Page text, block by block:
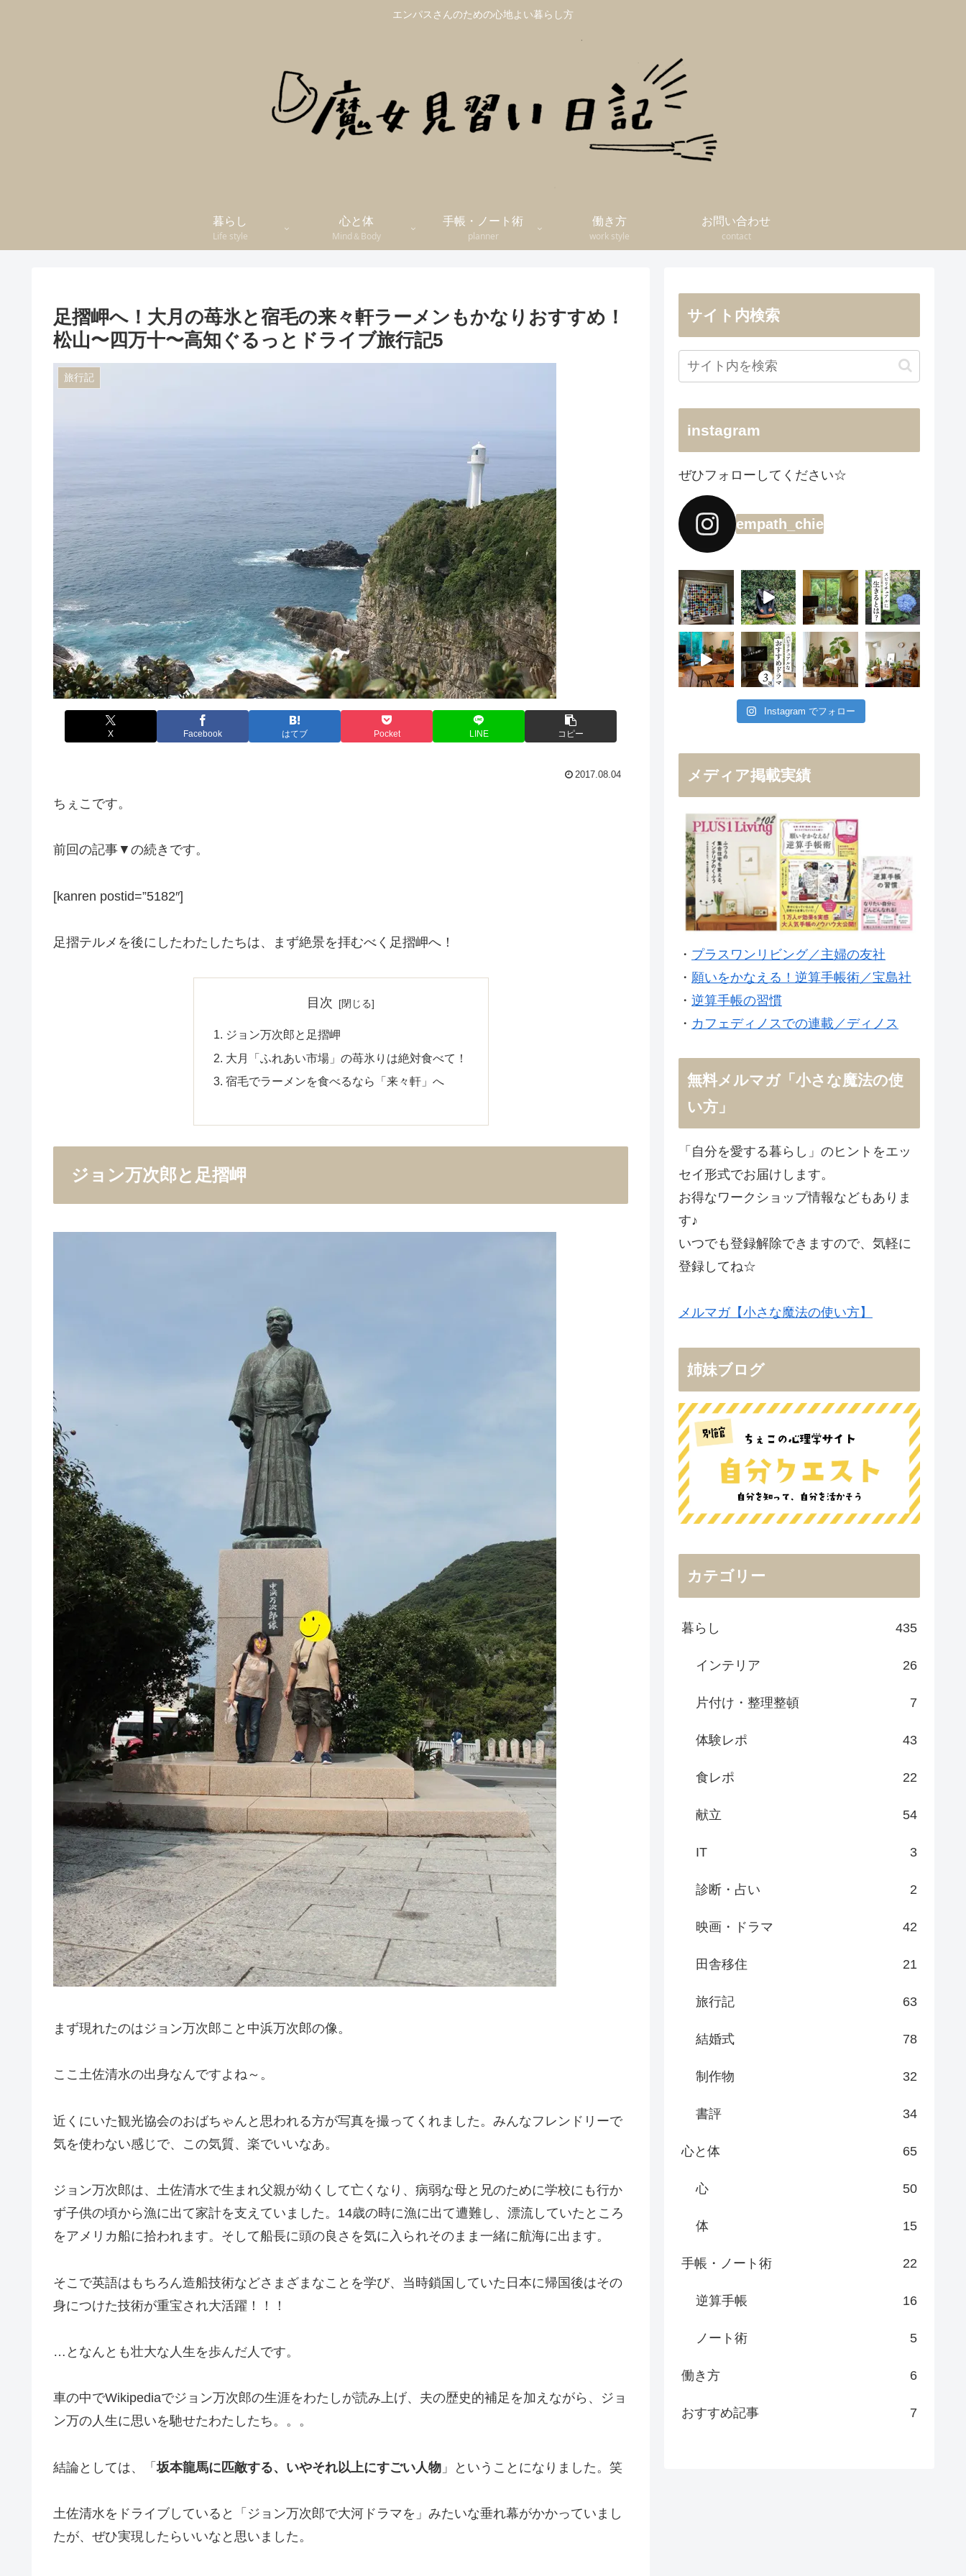
エンパスさんのための心地よい暮らし方
暮らし
Life style
心と体
Mind＆Body
手帳・ノート術
planner
働き方
work style
お問い合わせ
contact
足摺岬へ！大月の苺氷と宿毛の来々軒ラーメンもかなりおすすめ！
松山〜四万十〜高知ぐるっとドライブ旅行記5
旅行記
X Facebook はてブ Pocket LINE コピー
2017.08.04
ちぇこです。
前回の記事▼の続きです。
[kanren postid=”5182″]
足摺テルメを後にしたわたしたちは、まず絶景を拝むべく足摺岬へ！
目次
ジョン万次郎と足摺岬
大月「ふれあい市場」の苺氷りは絶対食べて！
宿毛でラーメンを食べるなら「来々軒」へ
ジョン万次郎と足摺岬
まず現れたのはジョン万次郎こと中浜万次郎の像。
ここ土佐清水の出身なんですよね～。
近くにいた観光協会のおばちゃんと思われる方が写真を撮ってくれました。みんなフレンドリーで
気を使わない感じで、この気質、楽でいいなあ。
ジョン万次郎は、土佐清水で生まれ父親が幼くして亡くなり、病弱な母と兄のために学校にも行か
ず子供の頃から漁に出て家計を支えていました。14歳の時に漁に出て遭難し、漂流していたところ
をアメリカ船に拾われます。そして船長に頭の良さを気に入られそのまま一緒に航海に出ます。
そこで英語はもちろん造船技術などさまざまなことを学び、当時鎖国していた日本に帰国後はその
身につけた技術が重宝され大活躍！！！
…となんとも壮大な人生を歩んだ人です。
車の中でWikipediaでジョン万次郎の生涯をわたしが読み上げ、夫の歴史的補足を加えながら、ジョ
ン万の人生に思いを馳せたわたしたち。。。
結論としては、「坂本龍馬に匹敵する、いやそれ以上にすごい人物 」ということになりました。笑
土佐清水をドライブしていると「ジョン万次郎で大河ドラマを」みたいな垂れ幕がかかっていまし
たが、ぜひ実現したらいいなと思いました。
サイト内検索
instagram
ぜひフォローしてください☆
empath_chie
Instagram でフォロー
メディア掲載実績
・ プラスワンリビング／主婦の友社
・ 願いをかなえる！逆算手帳術／宝島社
・ 逆算手帳の習慣
・ カフェディノスでの連載／ディノス
無料メルマガ「小さな魔法の使
い方」
「自分を愛する暮らし」のヒントをエッ
セイ形式でお届けします。
お得なワークショップ情報などもありま
す♪
いつでも登録解除できますので、気軽に
登録してね☆
メルマガ【小さな魔法の使い方】
姉妹ブログ
カテゴリー
暮らし 435
インテリア 26
片付け・整理整頓 7
体験レポ 43
食レポ 22
献立 54
IT 3
診断・占い 2
映画・ドラマ 42
田舎移住 21
旅行記 63
結婚式 78
制作物 32
書評 34
心と体 65
心 50
体 15
手帳・ノート術 22
逆算手帳 16
ノート術 5
働き方 6
おすすめ記事 7